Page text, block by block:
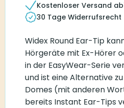
Kostenloser Versand ab
30 Tage Widerrufsrecht
Widex Round Ear-Tip
Hörgeräte mit Ex-Hörer
in der EasyWear-Serie
und ist eine Alternative
Domes (mit anderen
bereits Instant Ear-Tips